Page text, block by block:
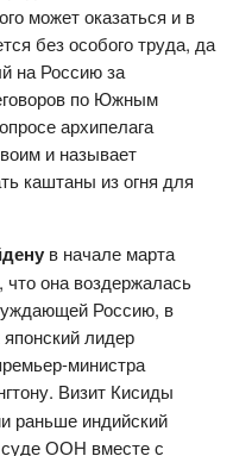
может оказаться и в
без особого труда, да
на Россию за
по Южным
архипелага
и называет
каштаны из огня для
в начале марта
что она воздержалась
Россию, в
лидер
министра
Визит Кисиды
раньше индийский
ООН вместе с